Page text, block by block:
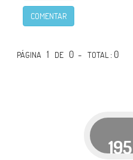
COMENTAR
PÁGINA 1 DE 0 -TOTAL: 0
195